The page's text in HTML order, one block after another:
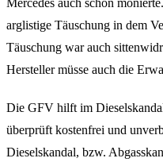
Mercedes auch schon
arglistige Täuschung in dem
Täuschung war auch
Hersteller müsse auch die
Die GFV hilft im
überprüft kostenfrei und
Dieselskandal, bzw.